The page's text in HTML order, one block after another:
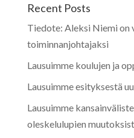
Recent Posts
Tiedote: Aleksi Niemi on
toiminnanjohtajaksi
Lausuimme koulujen ja
Lausuimme esityksestä
Lausuimme
oleskelulupien